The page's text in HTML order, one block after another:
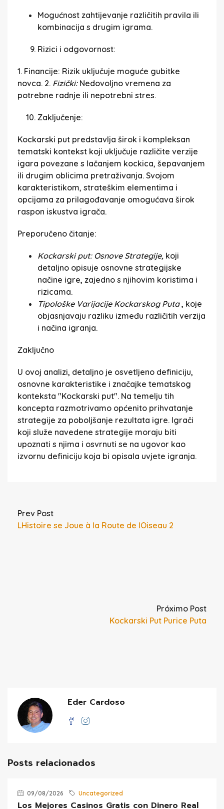
Mogućnost zahtijevanje različitih pravila ili
kombinacija s drugim igrama.
Rizici i odgovornost:
1. Financije: Rizik uključuje moguće gubitke
novca. 2. Fizički: Nedovoljno vremena za
potrebne radnje ili nepotrebni stres.
Zaključenje:
Kockarski put predstavlja širok i kompleksan
tematski kontekst koji uključuje različite verzije
igara povezane s lačanjem kockica, šepavanjem
ili drugim oblicima pretraživanja. Svojom
karakteristikom, strateškim elementima i
opcijama za prilagođavanje omogućava širok
raspon iskustva igrača.
Preporučeno čitanje:
Kockarski put: Osnove Strategije, koji
detaljno opisuje osnovne strategijske
načine igre, zajedno s njihovim koristima i
rizicama.
Tipološke Varijacije Kockarskog Puta, koje
objasnjavaju razliku između različitih verzija
i načina igranja.
Zaključno
U ovoj analizi, detaljno je osvetljeno definiciju,
osnovne karakteristike i značajke tematskog
konteksta "Kockarski put". Na temelju tih
koncepta razmotrivamo općenito prihvatanje
strategije za poboljšanje rezultata igre. Igrači
koji služe navedene strategije moraju biti
upoznati s njima i osvrnuti se na ugovor kao
izvornu definiciju koja bi opisala uvjete igranja.
Prev Post
LHistoire se Joue à la Route de lOiseau 2
Próximo Post
Kockarski Put Purice Puta
Eder Cardoso
Posts relacionados
09/08/2026 Uncategorized
Los Mejores Casinos Gratis con Dinero Real